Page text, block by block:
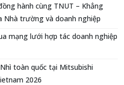
hành cùng TNUT – Khẳng
Nhà trường và doanh nghiệp
mạng lưới hợp tác doanh nghiệp
toàn quốc tại Mitsubishi
2026